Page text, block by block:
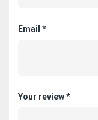
Email *
Your review*